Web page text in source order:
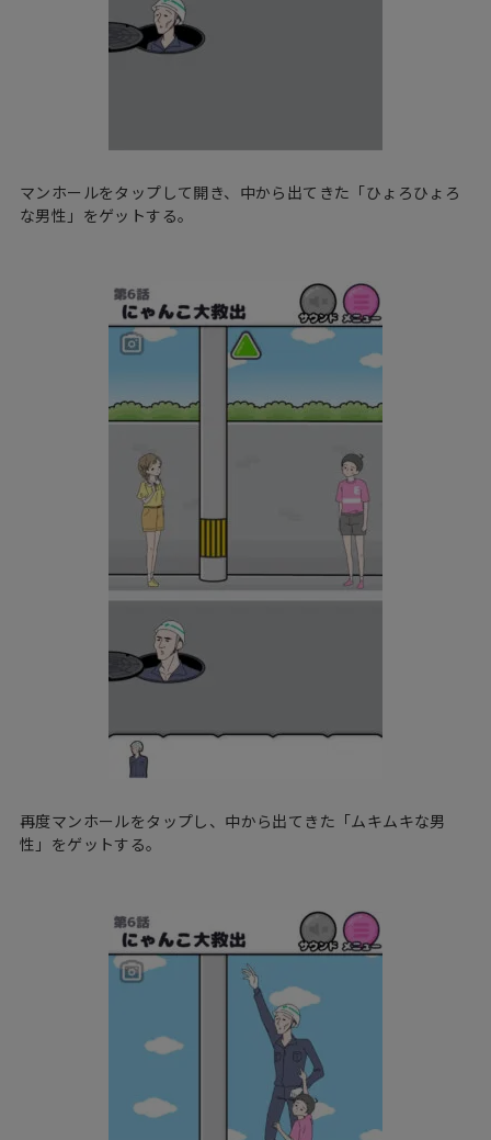
マンホールをタップして開き、中から出てきた「ひょろひょろ
な男性」をゲットする。
再度マンホールをタップし、中から出てきた「ムキムキな男
性」をゲットする。